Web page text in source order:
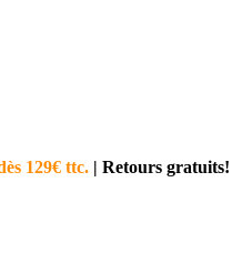
129€ ttc. | Retours gratuits!